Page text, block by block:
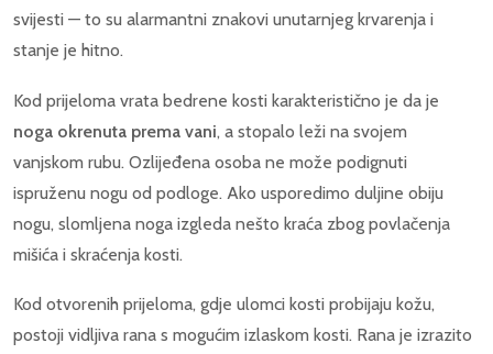
svijesti — to su alarmantni znakovi unutarnjeg krvarenja i
stanje je hitno.
Kod prijeloma vrata bedrene kosti karakteristično je da je
noga okrenuta prema vani, a stopalo leži na svojem
vanjskom rubu. Ozlijeđena osoba ne može podignuti
ispruženu nogu od podloge. Ako usporedimo duljine obiju
nogu, slomljena noga izgleda nešto kraća zbog povlačenja
mišića i skraćenja kosti.
Kod otvorenih prijeloma, gdje ulomci kosti probijaju kožu,
postoji vidljiva rana s mogućim izlaskom kosti. Rana je izrazito